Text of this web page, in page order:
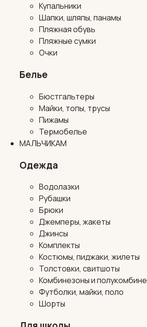
Купальники
Шапки, шляпы, панамы
Пляжная обувь
Пляжные сумки
Очки
Белье
Бюстгальтеры
Майки, топы, трусы
Пижамы
Термобелье
МАЛЬЧИКАМ
Одежда
Водолазки
Рубашки
Брюки
Джемперы, жакеты
Джинсы
Комплекты
Костюмы, пиджаки, жилеты
Толстовки, свитшоты
Комбинезоны и
Футболки, майки, поло
Шорты